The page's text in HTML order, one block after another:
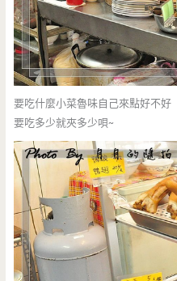
要吃什麼小菜魯味自己來點好不好
要吃多少就夾多少唄~